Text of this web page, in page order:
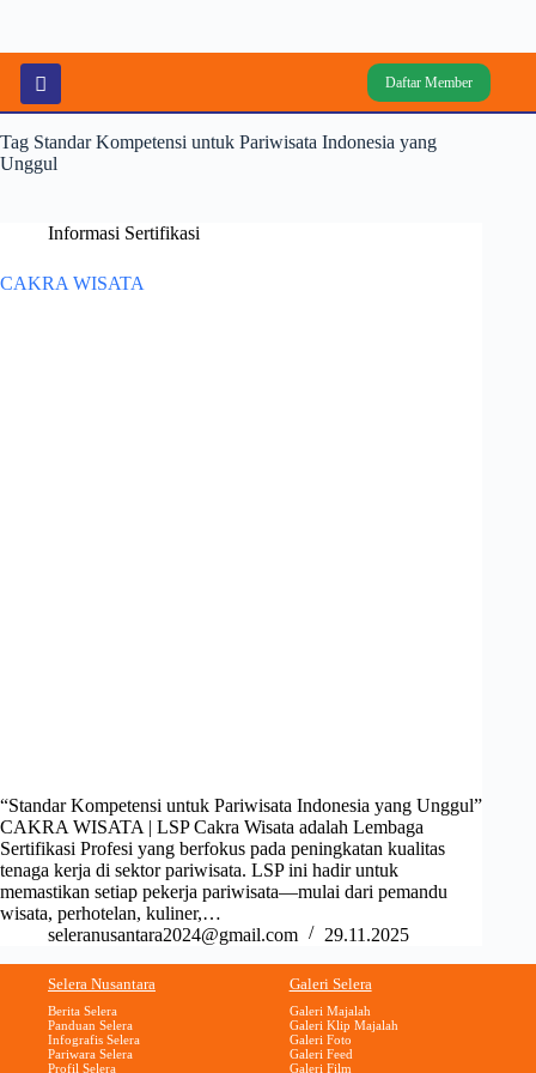
Daftar Member
Tag Standar Kompetensi untuk Pariwisata Indonesia yang
Unggul
Informasi Sertifikasi
CAKRA WISATA
“Standar Kompetensi untuk Pariwisata Indonesia yang Unggul”
CAKRA WISATA | LSP Cakra Wisata adalah Lembaga
Sertifikasi Profesi yang berfokus pada peningkatan kualitas
tenaga kerja di sektor pariwisata. LSP ini hadir untuk
memastikan setiap pekerja pariwisata—mulai dari pemandu
wisata, perhotelan, kuliner,…
seleranusantara2024@gmail.com
29.11.2025
Selera Nusantara
Berita Selera
Panduan Selera
Infografis Selera
Pariwara Selera
Profil Selera
Galeri Selera
Galeri Majalah
Galeri Klip Majalah
Galeri Foto
Galeri Feed
Galeri Film